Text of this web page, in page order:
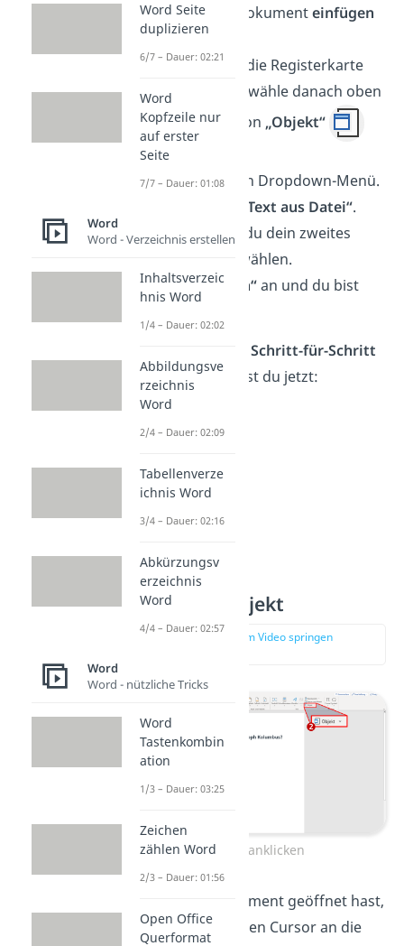
du das zweite Dokumenteinfügen
möchtest.
Klicke oben auf die Registerkarte
„Einfügen“
und wähle danach oben
rechts den Button „Objekt“
aus.
Es öffnet sich ein Dropdown-Menü.
„Text aus Datei“.
Danach kannst du dein zweites
Dokument auswählen.
Klicke„Einfügen“an und du bist
ausführlichere Schritt-für-Schritt
Erklärungbekommst du jetzt:
Schritt 1 — Objekt
zur Stelle im Video springen
„Objekt“ anklicken
Wenn du dein Dokument geöffnet hast,
setzt du als Erstes den Cursor an die
Word Seite
duplizieren
6/7 – Dauer: 02:21
Word
Kopfzeile nur
auf erster
Seite
7/7 – Dauer: 01:08
Word
Word - Verzeichnis erstellen
Inhaltsverzeic
hnis Word
1/4 – Dauer: 02:02
Abbildungsve
rzeichnis
Word
2/4 – Dauer: 02:09
Tabellenverze
ichnis Word
3/4 – Dauer: 02:16
Abkürzungsv
erzeichnis
Word
4/4 – Dauer: 02:57
Word
Word - nützliche Tricks
Word
Tastenkombin
ation
1/3 – Dauer: 03:25
Zeichen
zählen Word
2/3 – Dauer: 01:56
Open Office
Querformat